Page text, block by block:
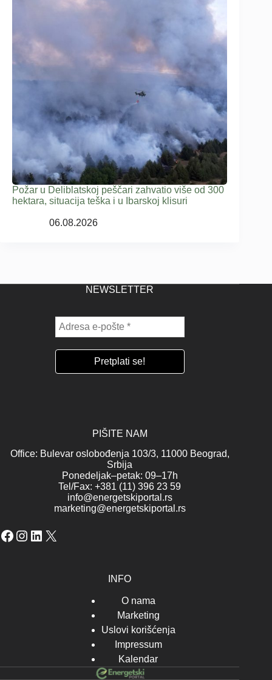
Požar u Deliblatskoj peščari zahvatio više od 300
hektara, situacija teška i u Ibarskoj klisuri
06.08.2026
NEWSLETTER
PIŠITE NAM
Office: Bulevar oslobođenja 103/3, 11000 Beograd,
Srbija
Ponedeljak–petak: 09–17h
Tel/Fax: +381 (11) 396 23 59
info@energetskiportal.rs
marketing@energetskiportal.rs
Facebook
Instagram
LinkedIn
X
INFO
O nama
Marketing
Uslovi korišćenja
Impressum
Kalendar